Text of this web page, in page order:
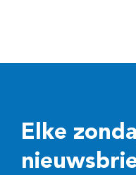
Elke